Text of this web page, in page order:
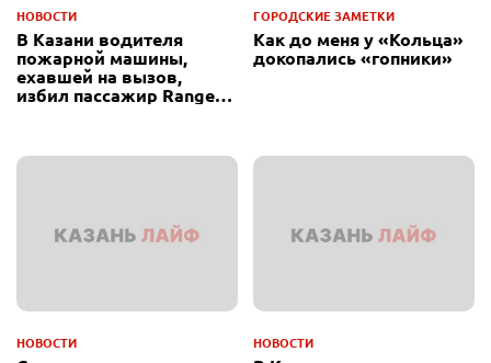
НОВОСТИ
В Казани водителя
пожарной машины,
ехавшей на вызов,
избил пассажир Range
ГОРОДСКИЕ ЗАМЕТКИ
Как до меня у «Кольца»
докопались «гопники»
НОВОСТИ НОВОСТИ